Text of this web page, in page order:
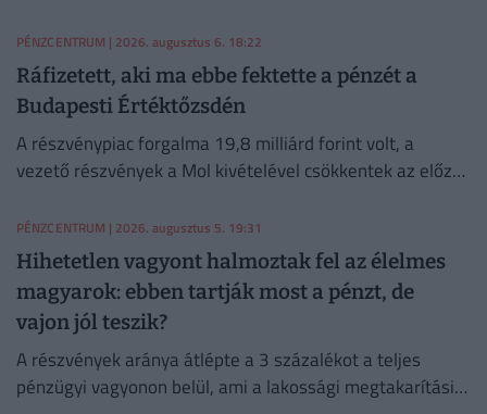
elemzője szerint.
PÉNZCENTRUM | 2026. augusztus 6. 18:22
Ráfizetett, aki ma ebbe fektette a pénzét a
Budapesti Értéktőzsdén
A részvénypiac forgalma 19,8 milliárd forint volt, a
vezető részvények a Mol kivételével csökkentek az előző
PÉNZCENTRUM | 2026. augusztus 5. 19:31
Hihetetlen vagyont halmoztak fel az élelmes
magyarok: ebben tartják most a pénzt, de
vajon jól teszik?
A részvények aránya átlépte a 3 százalékot a teljes
pénzügyi vagyonon belül, ami a lakossági megtakarítási